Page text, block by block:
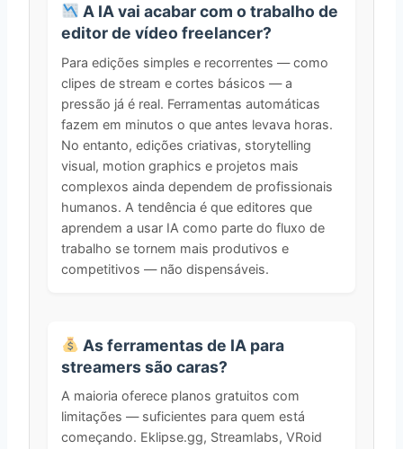
A IA vai acabar com o trabalho de
editor de vídeo freelancer?
Para edições simples e recorrentes — como
clipes de stream e cortes básicos — a
pressão já é real. Ferramentas automáticas
fazem em minutos o que antes levava horas.
No entanto, edições criativas, storytelling
visual, motion graphics e projetos mais
complexos ainda dependem de profissionais
humanos. A tendência é que editores que
aprendem a usar IA como parte do fluxo de
trabalho se tornem mais produtivos e
competitivos — não dispensáveis.
As ferramentas de IA para
streamers são caras?
A maioria oferece planos gratuitos com
limitações — suficientes para quem está
começando. Eklipse.gg, Streamlabs, VRoid